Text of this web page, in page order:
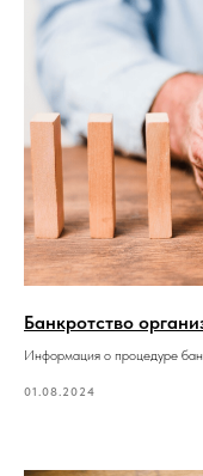
Банкротство
Информация о процедуре
01.08.2024